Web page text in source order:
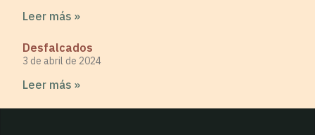
Leer más »
Desfalcados
3 de abril de 2024
Leer más »